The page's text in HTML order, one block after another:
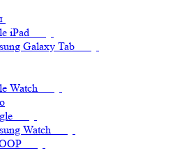
iPad
Galaxy Tab
Watch
Watch